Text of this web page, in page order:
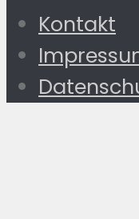
Kontakt